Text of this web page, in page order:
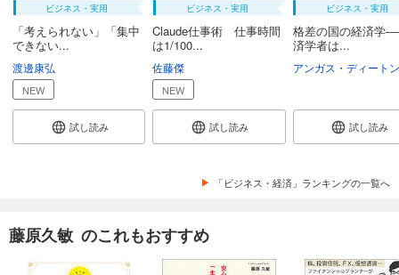
ビジネス・実用
「考えられない」「集中
できない...
渡邊康弘
NEW
試し読み
ビジネス・実用
Claude仕事術 仕事時間
は1/100...
佐藤傑
NEW
試し読み
ビジネス・実用
格差の国の経済学
済学者は...
アンガス・ディートン
試し読み
「ビジネス・経済」ランキングの一覧へ
藤原久敏 のこれもおすすめ